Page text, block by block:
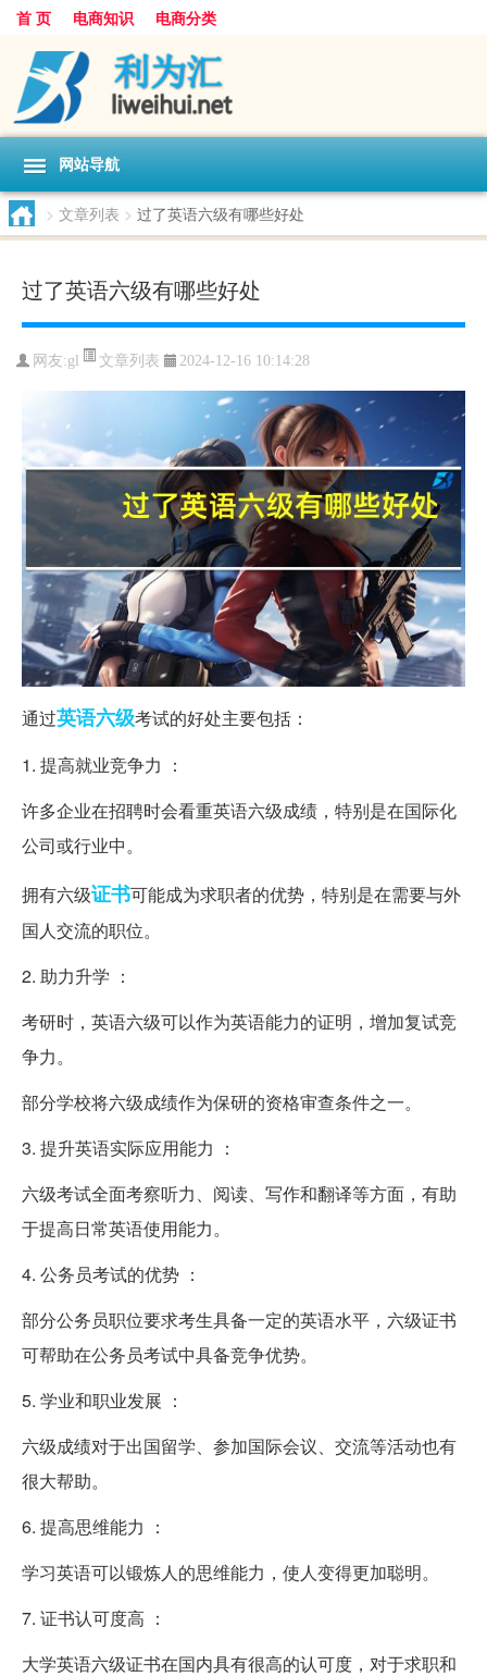
首 页 电商知识 电商分类
网站导航
> 文章列表 > 过了英语六级有哪些好处
过了英语六级有哪些好处
网友:gl 文章列表 2024-12-16 10:14:28
通过英语六级考试的好处主要包括：
1. 提高就业竞争力 ：
许多企业在招聘时会看重英语六级成绩，特别是在国际化
公司或行业中。
拥有六级证书可能成为求职者的优势，特别是在需要与外
国人交流的职位。
2. 助力升学 ：
考研时，英语六级可以作为英语能力的证明，增加复试竞
争力。
部分学校将六级成绩作为保研的资格审查条件之一。
3. 提升英语实际应用能力 ：
六级考试全面考察听力、阅读、写作和翻译等方面，有助
于提高日常英语使用能力。
4. 公务员考试的优势 ：
部分公务员职位要求考生具备一定的英语水平，六级证书
可帮助在公务员考试中具备竞争优势。
5. 学业和职业发展 ：
六级成绩对于出国留学、参加国际会议、交流等活动也有
很大帮助。
6. 提高思维能力 ：
学习英语可以锻炼人的思维能力，使人变得更加聪明。
7. 证书认可度高 ：
大学英语六级证书在国内具有很高的认可度，对于求职和